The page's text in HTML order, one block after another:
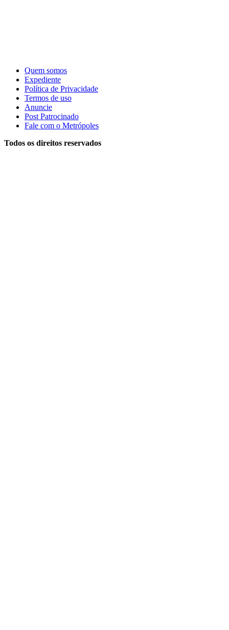
Quem somos
Expediente
Política de Privacidade
Termos de uso
Anuncie
Post Patrocinado
Fale com o Metrópoles
Todos os direitos reservados